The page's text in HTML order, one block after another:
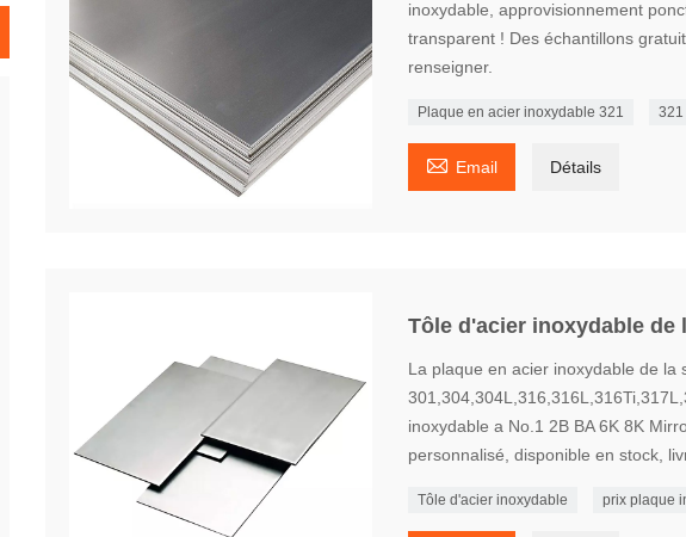
inoxydable, approvisionnement
transparent ! Des échantillons
renseigner.
Plaque en acier inoxydable 321
 Email Détails
Tôle d'acier inoxydable de
La plaque en acier inoxydable de
inoxydable a No.1 2B BA 6K 8K
personnalisé, disponible en stock,
Tôle d'acier inoxydable prix plaque